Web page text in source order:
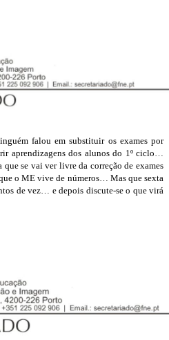
falou em substituir os exames por
aprendizagens dos alunos do 1º ciclo…
que se vai ver livre da correção de exames
o ME vive de números… Mas que sexta
de vez… e depois discute-se o que virá